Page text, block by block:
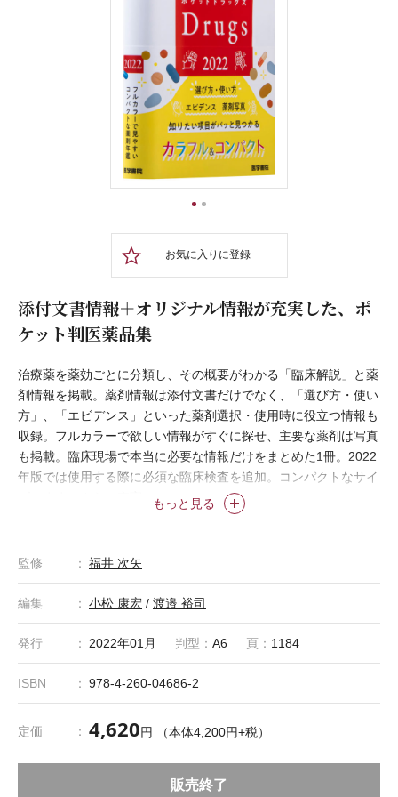
1
お気に入りに登録
添付文書情報＋オリジナル情報が充実した、ポ
ケット判医薬品集
もっと見る
治療薬を薬効ごとに分類し、その概要がわかる「臨床解説」と薬
剤情報を掲載。薬剤情報は添付文書だけでなく、「選び方・使い
方」、「エビデンス」といった薬剤選択・使用時に役立つ情報も
収録。フルカラーで欲しい情報がすぐに探せ、主要な薬剤は写真
も掲載。臨床現場で本当に必要な情報だけをまとめた1冊。2022
年版では使用する際に必須な臨床検査を追加。コンパクトなサイ
監修 福井 次矢
編集 小松 康宏 / 渡邉 裕司
発行 2022年01月 判型： A6 頁： 1184
ISBN 978-4-260-04686-2
定価 4,620円 （本体4,200円+税）
販売終了